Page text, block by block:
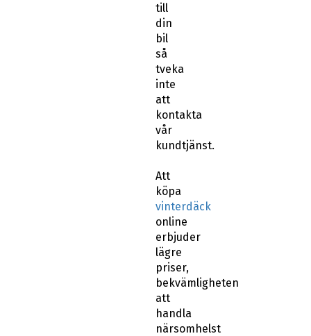
till
din
bil
så
tveka
inte
att
kontakta
vår
kundtjänst.
Att
köpa
vinterdäck
online
erbjuder
lägre
priser,
bekvämligheten
att
handla
närsomhelst